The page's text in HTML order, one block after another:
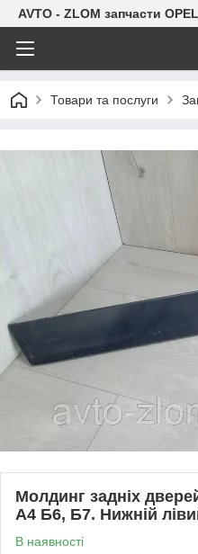
AVTO - ZLOM запчасти
Товари та послуги
Молдинг задніх
А4 Б6, Б7. Нижній
В наявності